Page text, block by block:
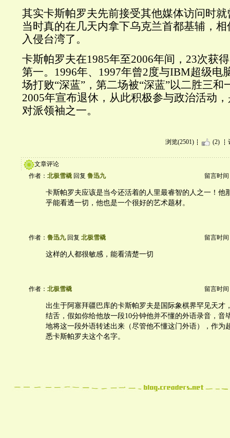
其实卡斯帕罗夫先前接受其他媒体访问时
当时真的在几天内拿下乌克兰首都基辅，
入侵台湾了。
卡斯帕罗夫在1985年至2006年间，23次获
第一。1996年、1997年曾2度与IBM超级电
场打败“深蓝”，第二场被“深蓝”以二胜三和
2005年宣布退休，从此积极参与政治活动
对派领袖之一。
浏览(2501) (2)
文章评论
作者： 北极雪橇 回复 鲁迅九 留言时间
卡斯帕罗夫应该是当今还活着的人里最睿智的人之一！他
乎能看透一切，他也是一个很好的艺术题材。
作者： 鲁迅九回复 北极雪橇 留言时间
这样的人都很敏感，能看清楚一切
作者： 北极雪橇 留言时间
出生于阿塞拜疆巴库的卡斯帕罗夫是国际象棋界罕见天才
结舌，假如你给他放一段10分钟他并不懂的外语录音，音
地将这一段外语转述出来（尽管他不懂这门外语），作为
悉卡斯帕罗夫这个名字。